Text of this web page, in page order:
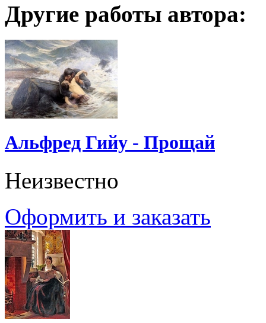
Другие работы автора:
Альфред Гийу - Прощай
Неизвестно
Оформить и заказать